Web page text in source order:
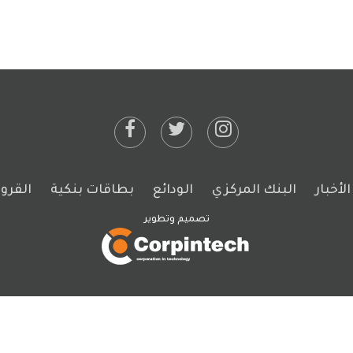
البنك المركزي الودائع بطاقات بنكية
تصميم وتطوير